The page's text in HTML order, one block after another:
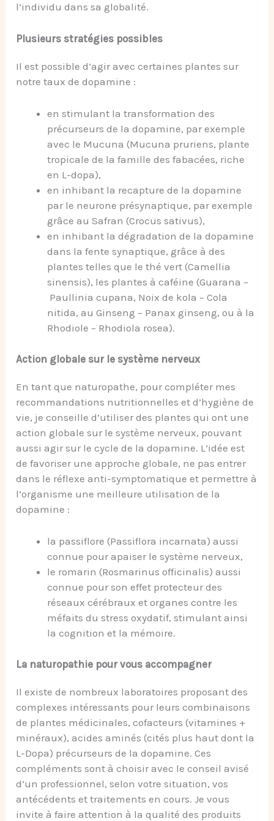
l’individu dans sa globalité.
Plusieurs stratégies possibles
Il est possible d’agir avec certaines plantes sur
notre taux de dopamine :
en stimulant la transformation des
précurseurs de la dopamine, par exemple
avec le Mucuna (Mucuna pruriens, plante
tropicale de la famille des fabacées, riche
en L-dopa),
en inhibant la recapture de la dopamine
par le neurone présynaptique, par exemple
grâce au Safran (Crocus sativus),
en inhibant la dégradation de la dopamine
dans la fente synaptique, grâce à des
plantes telles que le thé vert (Camellia
sinensis), les plantes à caféine (Guarana –
Paullinia cupana, Noix de kola – Cola
nitida, au Ginseng – Panax ginseng, ou à la
Rhodiole – Rhodiola rosea).
Action globale sur le système nerveux
En tant que naturopathe, pour compléter mes
recommandations nutritionnelles et d’hygiène de
vie, je conseille d’utiliser des plantes qui ont une
action globale sur le système nerveux, pouvant
aussi agir sur le cycle de la dopamine. L’idée est
de favoriser une approche globale, ne pas entrer
dans le réflexe anti-symptomatique et permettre à
l’organisme une meilleure utilisation de la
dopamine :
la passiflore (Passiflora incarnata) aussi
connue pour apaiser le système nerveux,
le romarin (Rosmarinus officinalis) aussi
connue pour son effet protecteur des
réseaux cérébraux et organes contre les
méfaits du stress oxydatif, stimulant ainsi
la cognition et la mémoire.
La naturopathie pour vous accompagner
Il existe de nombreux laboratoires proposant des
complexes intéressants pour leurs combinaisons
de plantes médicinales, cofacteurs (vitamines +
minéraux), acides aminés (cités plus haut dont la
L-Dopa) précurseurs de la dopamine. Ces
compléments sont à choisir avec le conseil avisé
d’un professionnel, selon votre situation, vos
antécédents et traitements en cours. Je vous
invite à faire attention à la qualité des produits